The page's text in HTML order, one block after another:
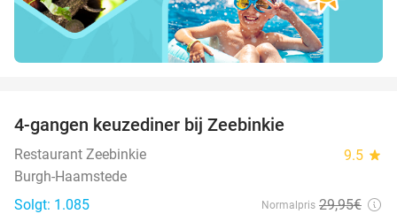
4-gangen keuzediner bij Zeebinkie
Restaurant Zeebinkie 9.5 star
Burgh-Haamstede
Solgt: 1.085
Normalpris 29,95€